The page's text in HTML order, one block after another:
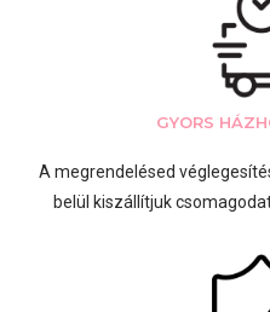
GYORS
A megrendelésed
belül kiszállítjuk